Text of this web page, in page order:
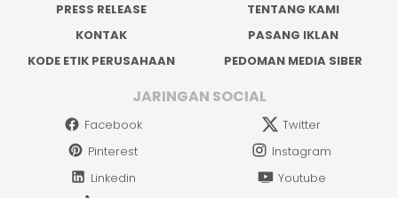
PRESS RELEASE
TENTANG KAMI
KONTAK
PASANG IKLAN
KODE ETIK PERUSAHAAN
PEDOMAN MEDIA SIBER
JARINGAN SOCIAL
Facebook
Twitter
Pinterest
Instagram
Linkedin
Youtube